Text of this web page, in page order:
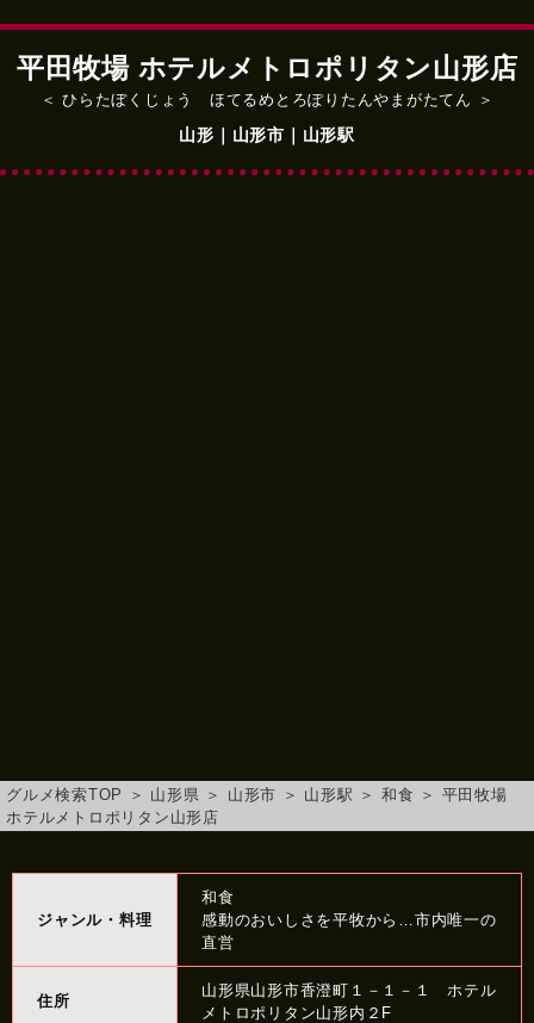
平田牧場 ホテルメトロポリタン山形店
＜ ひらたぼくじょう ほてるめとろぽりたんやまがたてん ＞
山形｜山形市｜山形駅
グルメ検索TOP ＞ 山形県 ＞ 山形市 ＞ 山形駅 ＞ 和食 ＞ 平田牧場
ホテルメトロポリタン山形店
ジャンル・料理
和食
感動のおいしさを平牧から…市内唯一の
直営
住所
山形県山形市香澄町１－１－１ ホテル
メトロポリタン山形内２F